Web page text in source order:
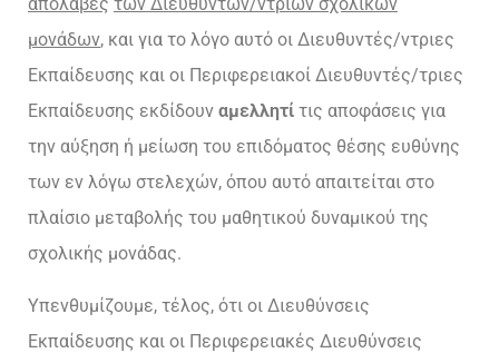
απολαβές των Διευθυντών/ντριών σχολικών
μονάδων, και για το λόγο αυτό οι Διευθυντές/ντριες
Εκπαίδευσης και οι Περιφερειακοί Διευθυντές/τριες
Εκπαίδευσης εκδίδουν αμελλητί τις αποφάσεις για
την αύξηση ή μείωση του επιδόματος θέσης ευθύνης
των εν λόγω στελεχών, όπου αυτό απαιτείται στο
πλαίσιο μεταβολής του μαθητικού δυναμικού της
σχολικής μονάδας.
Υπενθυμίζουμε, τέλος, ότι οι Διευθύνσεις
Εκπαίδευσης και οι Περιφερειακές Διευθύνσεις